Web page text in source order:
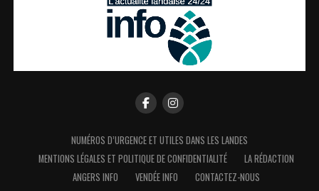
NUMÉROS D’URGENCE ET UTILES DANS LES LANDES
MENTIONS LÉGALES ET POLITIQUE DE CONFIDENTIALITÉ
LA RÉDACTION
ANGERS INFO
VENDÉE INFO CONTACTEZ-NOUS